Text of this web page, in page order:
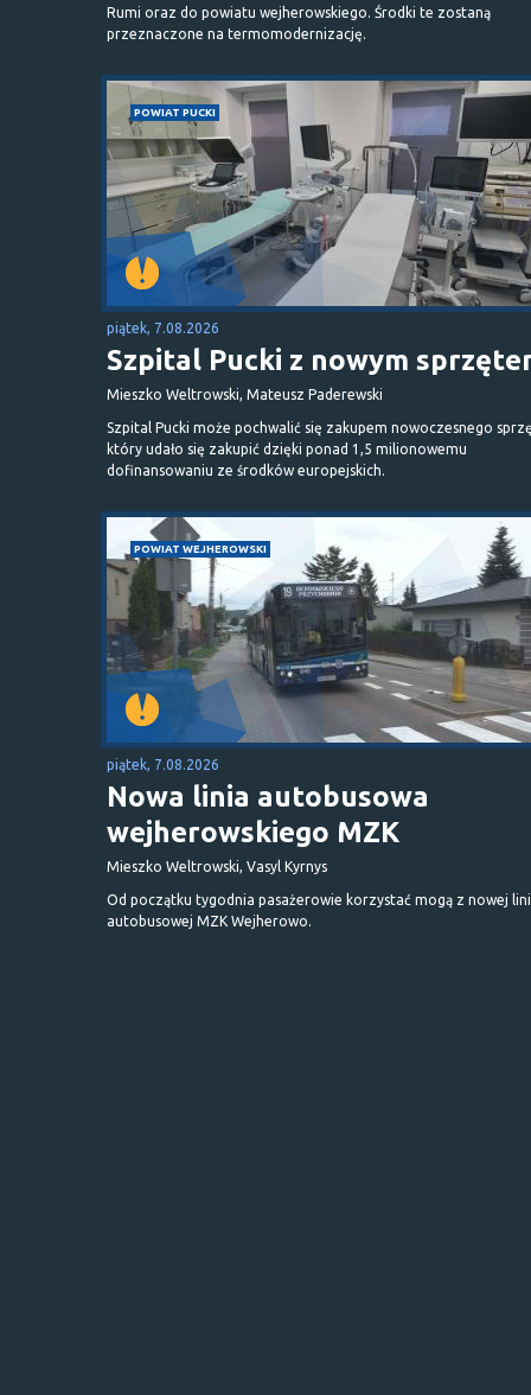
Rumi oraz do powiatu wejherowskiego. Środki te zostaną
przeznaczone na termomodernizację.
POWIAT PUCKI
piątek, 7.08.2026
Szpital Pucki z nowym
Mieszko Weltrowski, Mateusz Paderewski
Szpital Pucki może pochwalić się zakupem nowoczesnego
który udało się zakupić dzięki ponad 1,5 milionowemu
dofinansowaniu ze środków europejskich.
POWIAT WEJHEROWSKI
piątek, 7.08.2026
Nowa linia autobusowa
wejherowskiego MZK
Mieszko Weltrowski, Vasyl Kyrnys
Od początku tygodnia pasażerowie korzystać mogą z nowej
autobusowej MZK Wejherowo.